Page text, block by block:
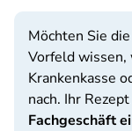
Möchten Sie
Vorfeld wissen,
Krankenkasse
nach. Ihr
Fachgeschäft